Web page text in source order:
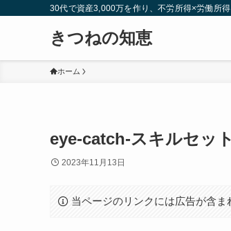
30代で資産3,000万を作り、不労所得×労働所
きつねの知恵
ホーム
eye-catch-スキルセッ
2023年11月13日
当ページのリンクには広告が含ま